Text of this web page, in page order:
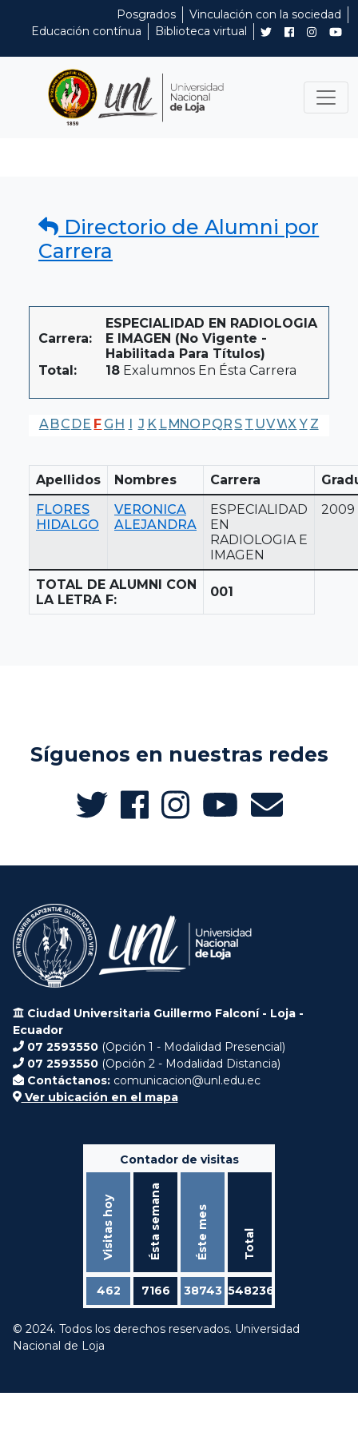
Posgrados
Vinculación con la sociedad
Educación contínua
Biblioteca virtual
Directorio de Alumni por
Carrera
Carrera:
ESPECIALIDAD EN RADIOLOGIA
E IMAGEN (No Vigente -
Habilitada Para Títulos)
Total:
18 Exalumnos En Ésta Carrera
A BC DE F G H I J K LMNO PQR S T UVWX Y Z
Apellidos Nombres Carrera
FLORES
HIDALGO
VERONICA
ALEJANDRA
ESPECIALIDAD
EN
RADIOLOGIA E
IMAGEN
2009
TOTAL DE ALUMNI CON
LA LETRA F:
001
Síguenos en nuestras redes
Ciudad Universitaria Guillermo Falconí - Loja -
Ecuador
07 2593550 (Opción 1 - Modalidad Presencial)
07 2593550 (Opción 2 - Modalidad Distancia)
Contáctanos: comunicacion@unl.edu.ec
Ver ubicación en el mapa
Contador de visitas
Visitas hoy Ésta semana Éste mes Total
462 7166 38743 548236
© 2024. Todos los derechos reservados. Universidad
Nacional de Loja